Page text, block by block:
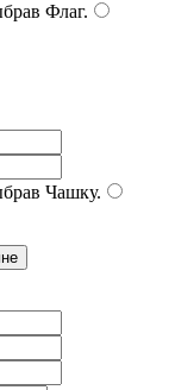
Флаг.
Чашку.